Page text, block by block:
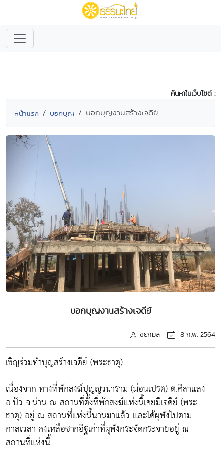
ค้นหาในเว็บไซต์ :
หน้าแรก บอกบุญ บอกบุญงานสร้างเจดีย์
บอกบุญงานสร้างเจดีย์
ชัยกมล 8 ก.พ. 2564
เชิญร่วมทำบุญสร้างเจดีย์ (พระธาตุ)
เนื่องจาก ทางที่พักสงฆ์ปุญญวนาราม (ม่อนเปรต) ต.ศิลาแลง
อ.ปัว จ.น่าน ณ สถานที่ตั้งที่พักสงฆ์แห่งนี้เคยมีเจดีย์ (พระ
ธาตุ) อยู่ ณ สถานที่แห่งนี้นานมาแล้ว และได้ผุพังไปตาม
กาลเวลา คงเหลือซากอิฐเก่าที่ผุพังกระจัดกระจายอยู่ ณ
สถานที่แห่งนี้